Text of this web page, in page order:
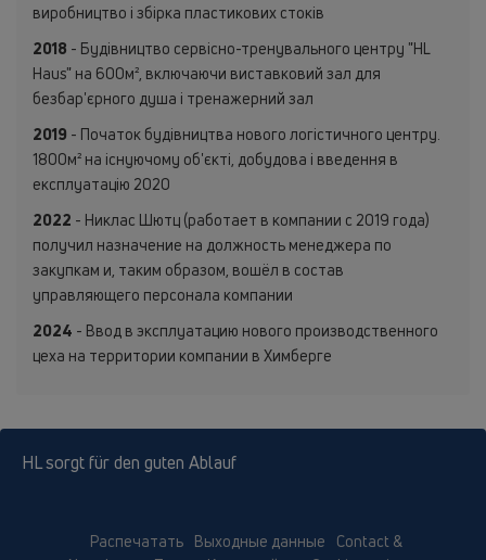
виробництво і збірка пластикових стоків
2018 - Будівництво сервісно-тренувального центру "HL
Haus" на 600м², включаючи виставковий зал для
безбар'єрного душа і тренажерний зал
2019 - Початок будівництва нового логістичного центру.
1800м² на існуючому об'єкті, добудова і введення в
експлуатацію 2020
2022 - Никлас Шютц (работает в компании с 2019 года)
получил назначение на должность менеджера по
закупкам и, таким образом, вошёл в состав
управляющего персонала компании
2024 - Ввод в эксплуатацию нового производственного
цеха на территории компании в Химберге
HL sorgt für den guten Ablauf
Распечатать Выходные данные
Contact &